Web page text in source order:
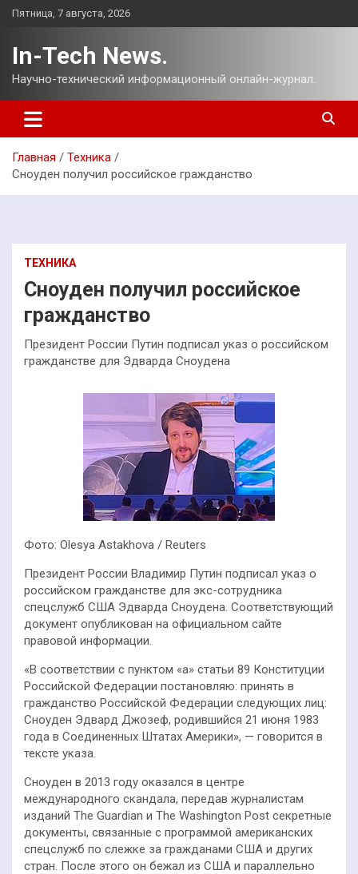
Перейти
Пятница, 7 августа, 2026
In-Tech News.
Научно-технический информационный онлайн-журнал.
Главная
Техника
Сноуден получил российское гражданство
ТЕХНИКА
Сноуден получил российское
гражданство
Президент России Путин подписал указ о российском
гражданстве для Эдварда Сноудена
Фото: Olesya Astakhova / Reuters
Президент России Владимир Путин подписал указ о
российском гражданстве для экс-сотрудника
спецслужб США Эдварда Сноудена. Соответствующий
документ опубликован на официальном сайте
правовой информации.
«В соответствии с пунктом «а» статьи 89 Конституции
Российской Федерации постановляю: принять в
гражданство Российской Федерации следующих лиц:
Сноуден Эдвард Джозеф, родившийся 21 июня 1983
года в Соединенных Штатах Америки», — говорится в
тексте указа.
Сноуден в 2013 году оказался в центре
международного скандала, передав журналистам
изданий The Guardian и The Washington Post секретные
документы, связанные с программой американских
спецслужб по слежке за гражданами США и других
стран. После этого он бежал из США и параллельно